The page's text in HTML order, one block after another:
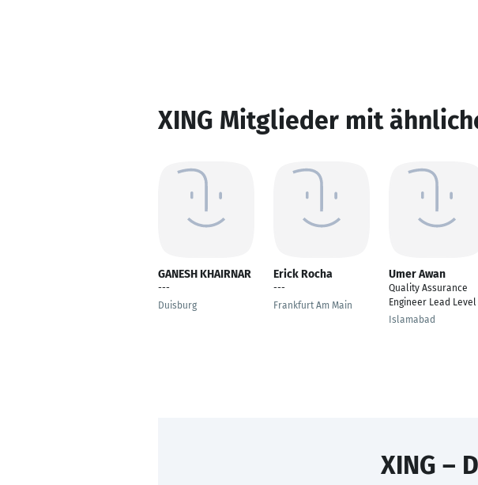
XING Mitglieder mit
GANESH KHAIRNAR
---
Duisburg
Erick Rocha
---
Frankfurt Am Main
Umer Awan
Quality Assurance
Engineer Lead Level
Islamabad
XING –